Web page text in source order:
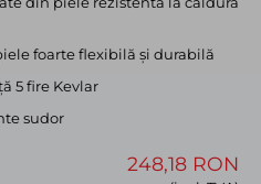
foarte flexibilă şi durabilă
5 fire Kevlar
sudor
248,18 RON